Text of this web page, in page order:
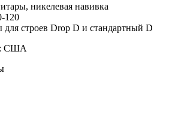
никелевая навивка
120
строев Drop D и стандартный D
: США